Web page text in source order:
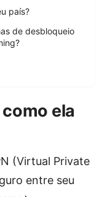
país?
de desbloqueio
como ela
(Virtual Private
entre seu